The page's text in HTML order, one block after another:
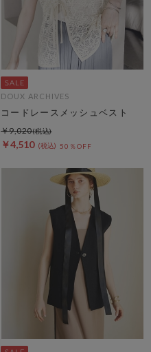
DOUX ARCHIVES
コードレースメッシュベスト
￥4,510 50％OFF
￥9,020